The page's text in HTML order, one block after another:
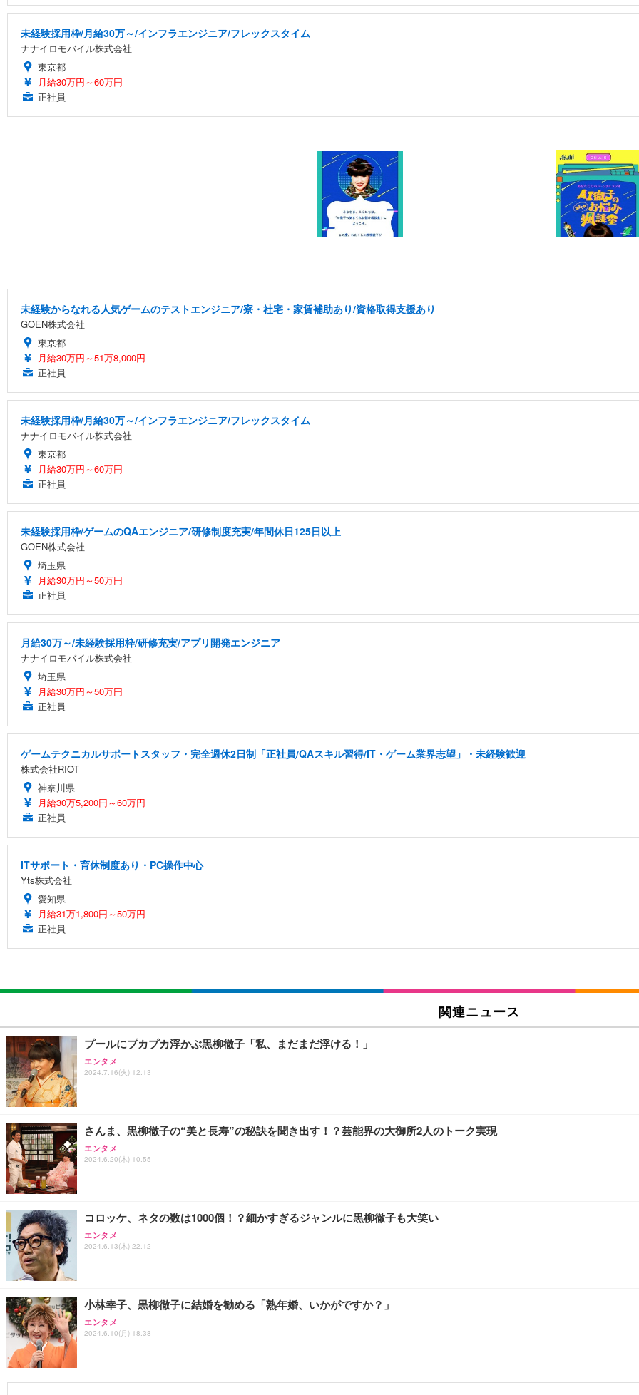
未経験採用枠/月給30万～/インフラエンジニア/フレックスタイム
ナナイロモバイル株式会社
東京都
月給30万円～60万円
正社員
未経験からなれる人気ゲームのテストエンジニア/寮・社宅・家賃補助あり/資格取得支援あり
GOEN株式会社
東京都
月給30万円～51万8,000円
正社員
未経験採用枠/月給30万～/インフラエンジニア/フレックスタイム
ナナイロモバイル株式会社
東京都
月給30万円～60万円
正社員
未経験採用枠/ゲームのQAエンジニア/研修制度充実/年間休日125日以上
GOEN株式会社
埼玉県
月給30万円～50万円
正社員
月給30万～/未経験採用枠/研修充実/アプリ開発エンジニア
ナナイロモバイル株式会社
埼玉県
月給30万円～50万円
正社員
ゲームテクニカルサポートスタッフ・完全週休2日制「正社員/QAスキル習得/IT・ゲーム業界志望」・未経験歓迎
株式会社RIOT
神奈川県
月給30万5,200円～60万円
正社員
ITサポート・育休制度あり・PC操作中心
Yts株式会社
愛知県
月給31万1,800円～50万円
正社員
関連ニュース
プールにプカプカ浮かぶ黒柳徹子「私、まだまだ浮ける！」
エンタメ
2024.7.16(火) 12:13
さんま、黒柳徹子の“美と長寿”の秘訣を聞き出す！？芸能界の大御所2人のトーク実現
エンタメ
2024.6.20(木) 10:55
コロッケ、ネタの数は1000個！？細かすぎるジャンルに黒柳徹子も大笑い
エンタメ
2024.6.13(木) 22:12
小林幸子、黒柳徹子に結婚を勧める「熟年婚、いかがですか？」
エンタメ
2024.6.10(月) 18:38